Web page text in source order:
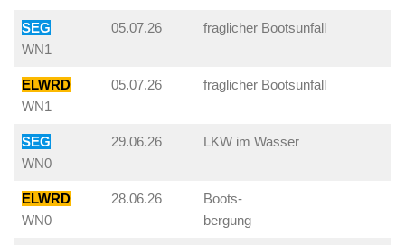
SEG
WN1
05.07.26 fraglicher Bootsunfall
ELWRD
WN1
05.07.26 fraglicher Bootsunfall
SEG
WN0
29.06.26 LKW im Wasser
ELWRD
WN0
28.06.26
Boots-
bergung